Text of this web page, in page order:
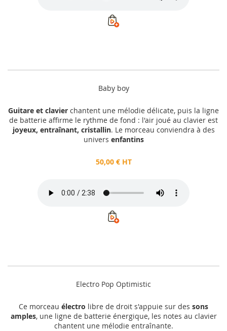
Baby boy
Guitare et clavier chantent une mélodie délicate, puis la ligne
de batterie affirme le rythme de fond : l'air joué au clavier est
joyeux, entraînant, cristallin. Le morceau conviendra à des
univers enfantins
50,00 € HT
Electro Pop Optimistic
Ce morceau électro libre de droit s'appuie sur des sons
amples, une ligne de batterie énergique, les notes au clavier
chantent une mélodie entraînante.